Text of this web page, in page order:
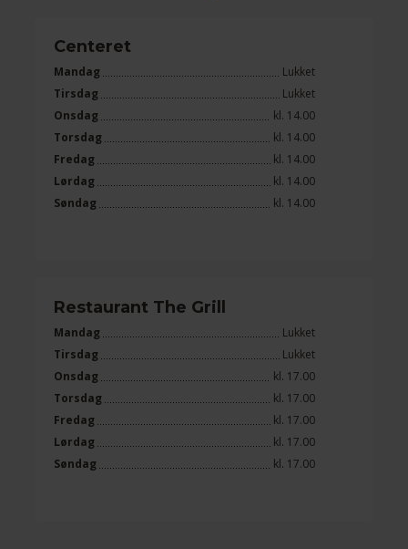
Centeret
Mandag
Lukket
Tirsdag
Lukket
Onsdag
kl. 14.00
Torsdag
kl. 14.00
Fredag
kl. 14.00
Lørdag
kl. 14.00
Søndag
kl. 14.00
Restaurant The Grill
Mandag
Lukket
Tirsdag
Lukket
Onsdag
kl. 17.00
Torsdag
kl. 17.00
Fredag
kl. 17.00
Lørdag
kl. 17.00
Søndag
kl. 17.00